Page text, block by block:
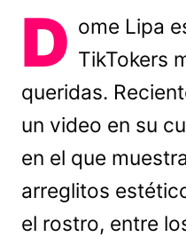
D ome Lipa
TikTokers
queridas.
un video en su
en el que
arreglitos
el rostro, entre